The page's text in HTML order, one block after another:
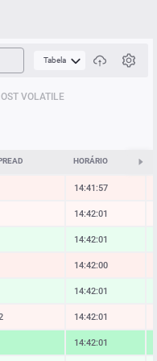
Tabela
VOLATILE
HORÁRIO
14:41:57
14:42:01
14:42:01
14:42:00
14:42:01
14:42:01
14:42:01